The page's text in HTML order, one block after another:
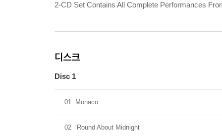
2-CD Set Contains All Complete Performances
디스크
Disc 1
01 Monaco
02 ‘Round About Midnight